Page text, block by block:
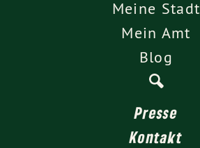
Meine Stadt
Mein Amt
Blog
Presse
Kontakt